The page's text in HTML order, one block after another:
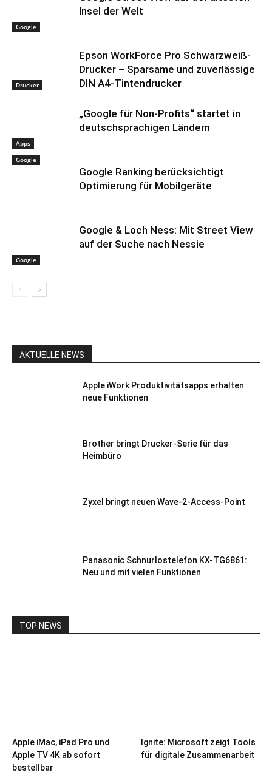
Google
Insel der Welt
Drucker
Epson WorkForce Pro Schwarzweiß-
Drucker – Sparsame und zuverlässige
DIN A4-Tintendrucker
Apps
„Google für Non-Profits“ startet in
deutschsprachigen Ländern
Google
Google Ranking berücksichtigt
Optimierung für Mobilgeräte
Google
Google & Loch Ness: Mit Street View
auf der Suche nach Nessie
AKTUELLE NEWS
Apple iWork Produktivitätsapps erhalten
neue Funktionen
Brother bringt Drucker-Serie für das
Heimbüro
Zyxel bringt neuen Wave-2-Access-Point
Panasonic Schnurlostelefon KX-TG6861:
Neu und mit vielen Funktionen
TOP NEWS
Apple iMac, iPad Pro und
Apple TV 4K ab sofort
bestellbar
Ignite: Microsoft zeigt Tools
für digitale Zusammenarbeit